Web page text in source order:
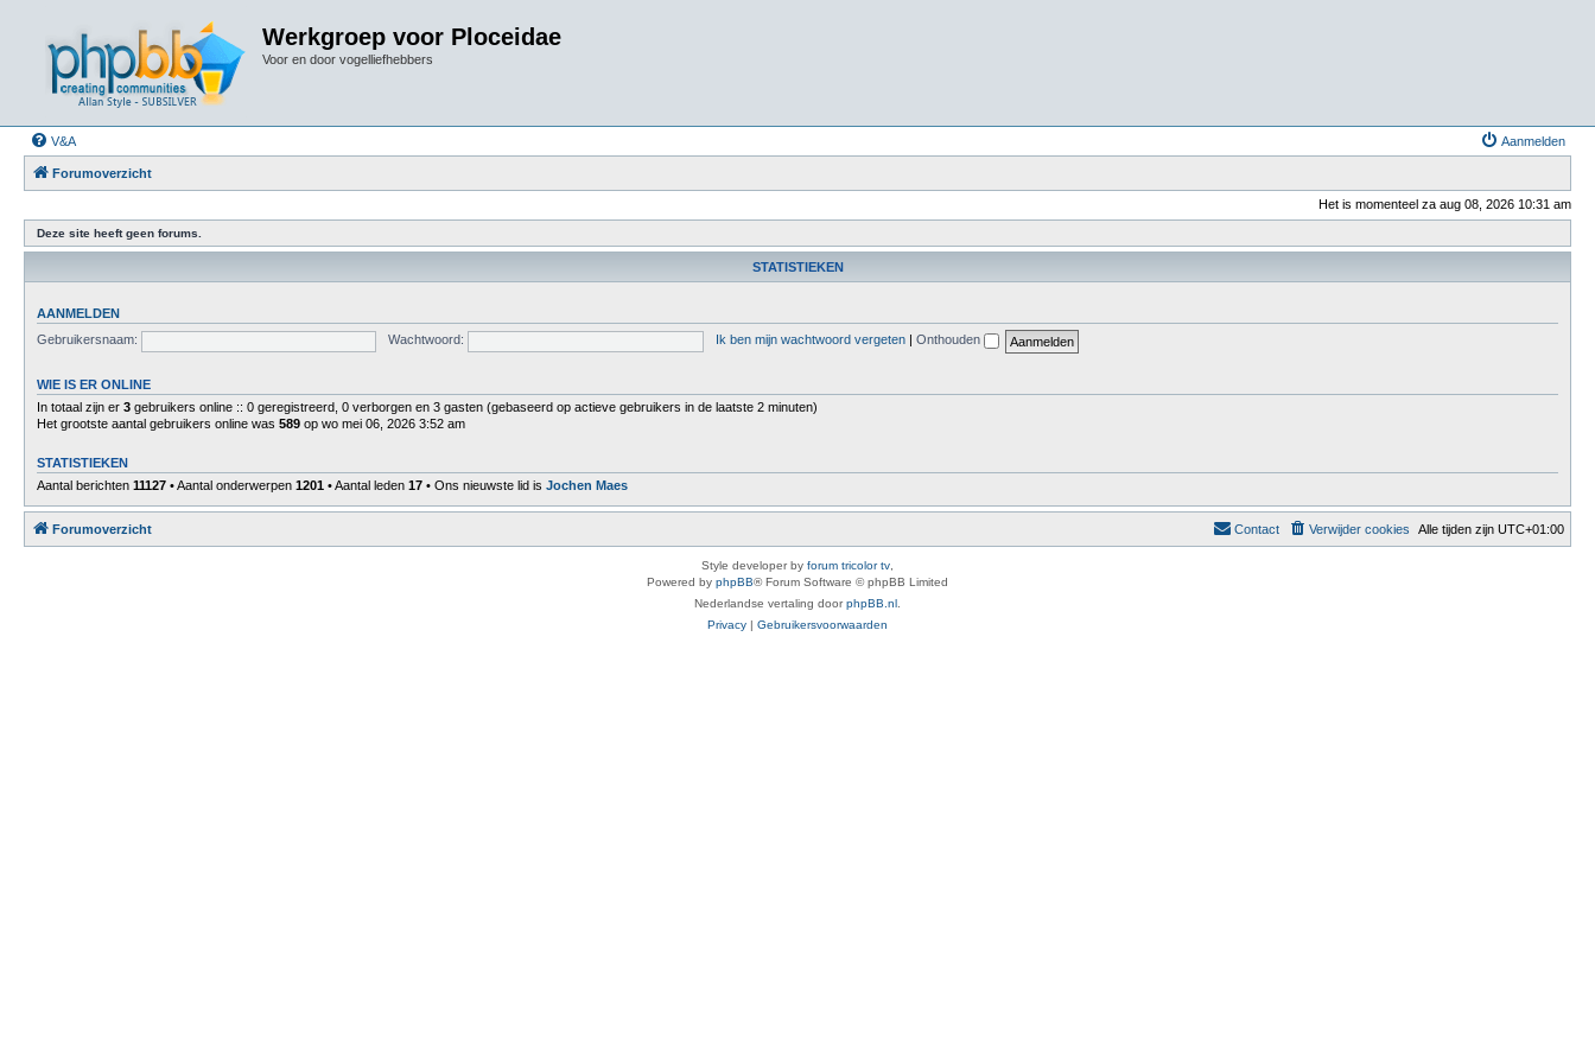
Werkgroep voor Ploceidae
Voor en door vogelliefhebbers
V&A Aanmelden
Forumoverzicht
Het is momenteel za aug 08, 2026 10:31 am
Deze site heeft geen forums.
STATISTIEKEN
AANMELDEN
Gebruikersnaam:
Wachtwoord: Ik ben mijn wachtwoord vergeten Onthouden
WIE IS ER ONLINE
In totaal zijn er 3 gebruikers online :: 0 geregistreerd, 0 verborgen en 3 gasten (gebaseerd op actieve gebruikers in de laatste 2 minuten)
Het grootste aantal gebruikers online was 589 op wo mei 06, 2026 3:52 am
STATISTIEKEN
Aantal berichten 11127 • Aantal onderwerpen 1201 • Aantal leden 17 • Ons nieuwste lid is Jochen Maes
Forumoverzicht Alle tijden zijn UTC+01:00
Verwijder cookies
Contact
Style developer by forum tricolor tv
Powered by phpBB® Forum Software © phpBB Limited
Nederlandse vertaling doorphpBB.nl
Privacy | Gebruikersvoorwaarden